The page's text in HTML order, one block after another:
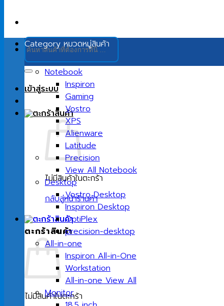
ค้นหา:
เข้าสู่ระบบ
ไม่มีสินค้าในตะกร้า
กลับสู่หน้าร้านค้า
ตะกร้าสินค้า
ไม่มีสินค้าในตะกร้า
Categoryหมวดหมู่สินค้า
Notebook
Inspiron
Gaming
Vostro
XPS
Alienware
Latitude
Precision
View All Notebook
Desktop
Vostro Desktop
Inspiron Desktop
OptiPlex
precision-desktop
All-in-one
Inspiron All-in-One
Workstation
All-in-one View All
Monitor